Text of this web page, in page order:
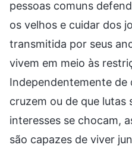
pessoas comuns
os velhos e cuidar dos
transmitida por seus
vivem em meio às
Independentemente de
cruzem ou de que lutas
interesses se chocam,
são capazes de viver